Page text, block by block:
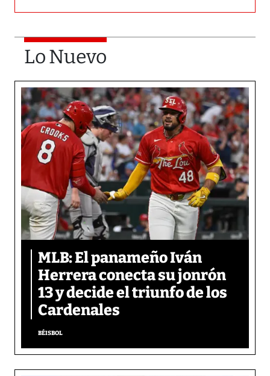
Lo Nuevo
MLB: El panameño Iván
Herrera conecta su jonrón
13 y decide el triunfo de los
Cardenales
BÉISBOL